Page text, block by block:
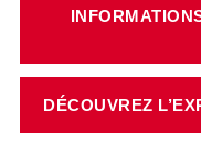
DÉCOUVREZ